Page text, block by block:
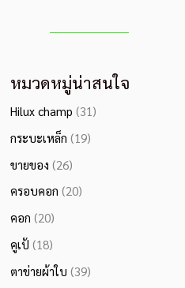
หมวดหมู่น่าสนใจ
Hilux champ (31)
กระบะเหล็ก (19)
ขายของ (26)
ครอบคอก (20)
คอก (20)
คูเป้ (18)
ตาข่ายผ้าใบ (39)